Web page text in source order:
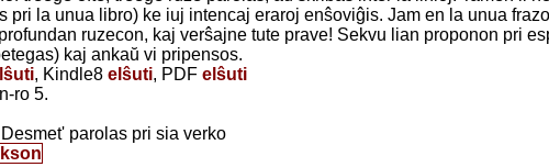
pri la unua libro) ke iuj intencaj eraroj enŝoviĝis. Jam en la unua
ruzecon, kaj verŝajne tute prave! Sekvu lian proponon pri
kaj ankaŭ vi pripensos.
, Kindle8 elŝuti, PDF elŝuti
ro 5.
parolas pri sia verko